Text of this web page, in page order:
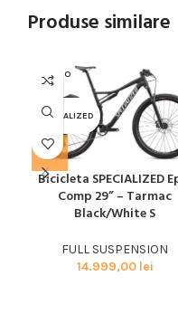
Produse similare
SOLD O
UT
SPECIALIZED
Bicicleta SPECIALIZED
Comp 29” – Tarmac
Black/White S
FULL SUSPENSION
14.999,00 lei